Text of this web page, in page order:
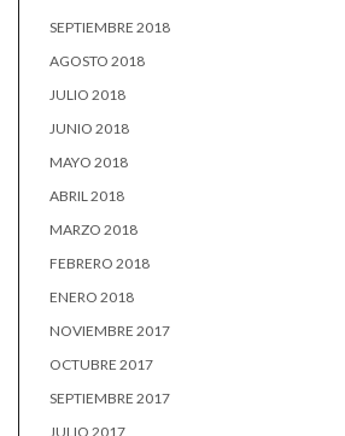
SEPTIEMBRE 2018
AGOSTO 2018
JULIO 2018
JUNIO 2018
MAYO 2018
ABRIL 2018
MARZO 2018
FEBRERO 2018
ENERO 2018
NOVIEMBRE 2017
OCTUBRE 2017
SEPTIEMBRE 2017
JULIO 2017